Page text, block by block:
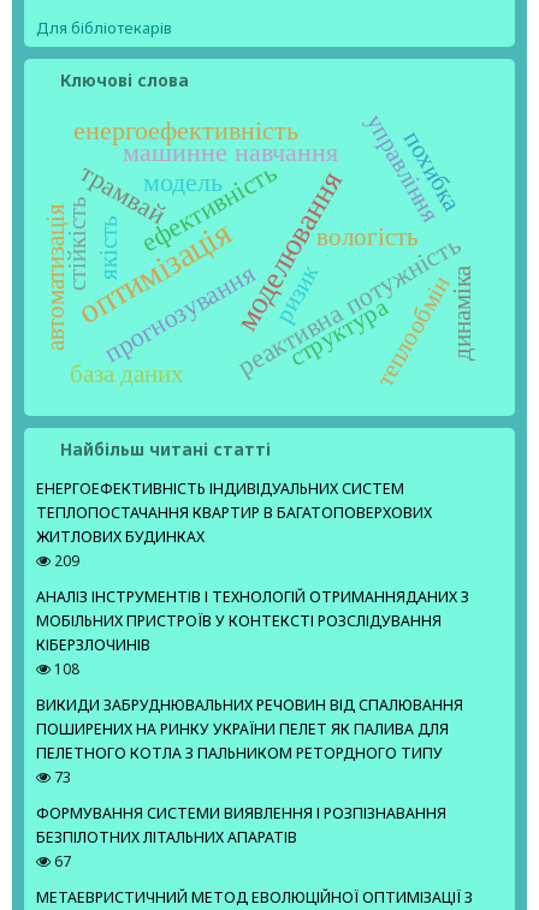
Для бібліотекарів
Ключові слова
оптимізаціямоделювання
реактивна потужність
ефективність
машинне навчання
модель
прогнозування
енергоефективність
трамвай
вологість
ризик
управління
теплообмін
структура
стійкість якість
база даних
динаміка
автоматизація
похибка
Найбільш читані статті
ЕНЕРГОЕФЕКТИВНІСТЬ ІНДИВІДУАЛЬНИХ СИСТЕМ
ТЕПЛОПОСТАЧАННЯ КВАРТИР В БАГАТОПОВЕРХОВИХ
ЖИТЛОВИХ БУДИНКАХ
209
АНАЛІЗ ІНСТРУМЕНТІВ І ТЕХНОЛОГІЙ ОТРИМАННЯДАНИХ З
МОБІЛЬНИХ ПРИСТРОЇВ У КОНТЕКСТІ РОЗСЛІДУВАННЯ
КІБЕРЗЛОЧИНІВ
108
ВИКИДИ ЗАБРУДНЮВАЛЬНИХ РЕЧОВИН ВІД СПАЛЮВАННЯ
ПОШИРЕНИХ НА РИНКУ УКРАЇНИ ПЕЛЕТ ЯК ПАЛИВА ДЛЯ
ПЕЛЕТНОГО КОТЛА З ПАЛЬНИКОМ РЕТОРДНОГО ТИПУ
73
ФОРМУВАННЯ СИСТЕМИ ВИЯВЛЕННЯ І РОЗПІЗНАВАННЯ
БЕЗПІЛОТНИХ ЛІТАЛЬНИХ АПАРАТІВ
67
МЕТАЕВРИСТИЧНИЙ МЕТОД ЕВОЛЮЦІЙНОЇ ОПТИМІЗАЦІЇ З